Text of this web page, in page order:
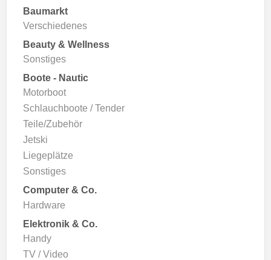
Baumarkt
Verschiedenes
Beauty & Wellness
Sonstiges
Boote - Nautic
Motorboot
Schlauchboote / Tender
Teile/Zubehör
Jetski
Liegeplätze
Sonstiges
Computer & Co.
Hardware
Elektronik & Co.
Handy
TV / Video